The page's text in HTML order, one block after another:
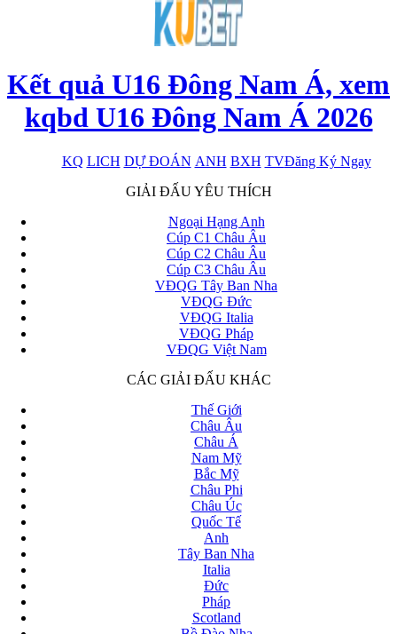
Kết quả U16 Đông Nam Á, xem
kqbd U16 Đông Nam Á 2026
KQ LICH DỰ ĐOÁN ANH BXH TVĐăng Ký Ngay
x
GIẢI ĐẤU YÊU THÍCH
Ngoại Hạng Anh
Cúp C1 Châu Âu
Cúp C2 Châu Âu
Cúp C3 Châu Âu
VĐQG Tây Ban Nha
VĐQG Đức
VĐQG Italia
VĐQG Pháp
VĐQG Việt Nam
CÁC GIẢI ĐẤU KHÁC
Thế Giới
Châu Âu
Châu Á
Nam Mỹ
Bắc Mỹ
Châu Phi
Châu Úc
Quốc Tế
Anh
Tây Ban Nha
Italia
Đức
Pháp
Scotland